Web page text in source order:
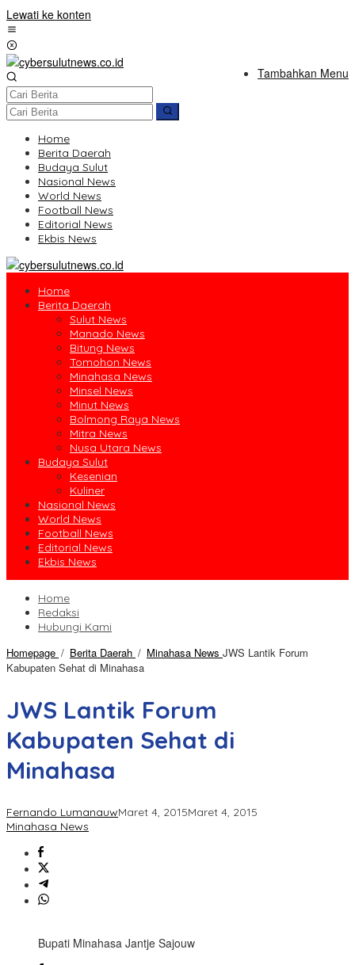
Lewati ke konten
Tambahkan Menu
Home
Berita Daerah
Budaya Sulut
Nasional News
World News
Football News
Editorial News
Ekbis News
Home
Berita Daerah
Sulut News
Manado News
Bitung News
Tomohon News
Minahasa News
Minsel News
Minut News
Bolmong Raya News
Mitra News
Nusa Utara News
Budaya Sulut
Kesenian
Kuliner
Nasional News
World News
Football News
Editorial News
Ekbis News
Home
Redaksi
Hubungi Kami
Homepage / Berita Daerah / Minahasa News JWS Lantik Forum
Kabupaten Sehat di Minahasa
JWS Lantik Forum
Kabupaten Sehat di
Minahasa
Fernando LumanauwMaret 4, 2015Maret 4, 2015
Minahasa News
Bupati Minahasa Jantje Sajouw